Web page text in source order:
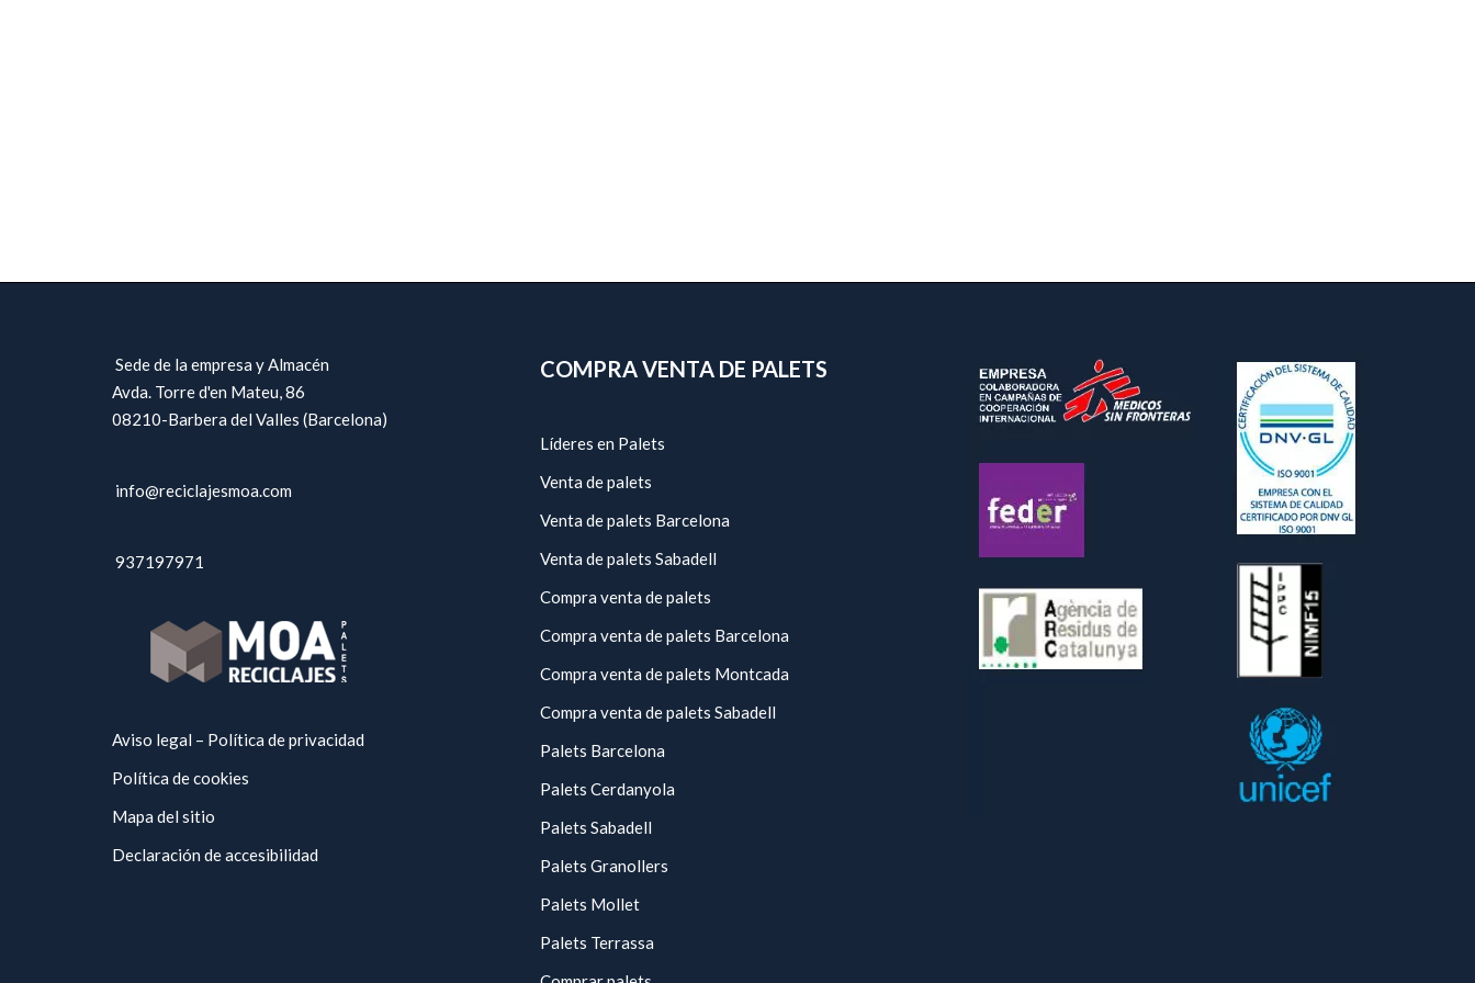
Sede de la empresa y Almacén
Avda. Torre d'en Mateu, 86
08210-Barbera del Valles (Barcelona)
info@reciclajesmoa.com
937197971
Aviso legal – Política de privacidad
Política de cookies
Mapa del sitio
Declaración de accesibilidad
COMPRA VENTA DE PALETS
Líderes en Palets
Venta de palets
Venta de palets Barcelona
Venta de palets Sabadell
Compra venta de palets
Compra venta de palets Barcelona
Compra venta de palets Montcada
Compra venta de palets Sabadell
Palets Barcelona
Palets Cerdanyola
Palets Sabadell
Palets Granollers
Palets Mollet
Palets Terrassa